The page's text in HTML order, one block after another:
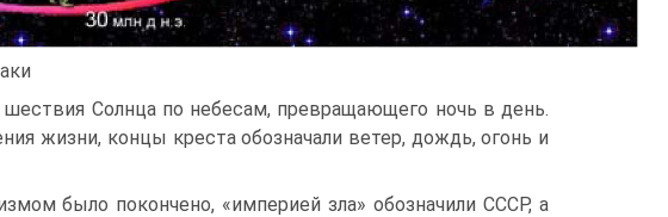
Солнца по небесам, превращающего ночь в день.
жизни, концы креста обозначали ветер, дождь, огонь и
было покончено, «империей зла» обозначили СССР, а